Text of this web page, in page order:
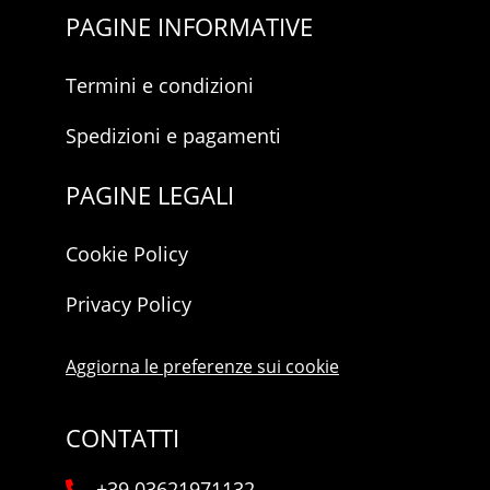
PAGINE INFORMATIVE
Termini e condizioni
Spedizioni e pagamenti
PAGINE LEGALI
Cookie Policy
Privacy Policy
Aggiorna le preferenze sui cookie
CONTATTI